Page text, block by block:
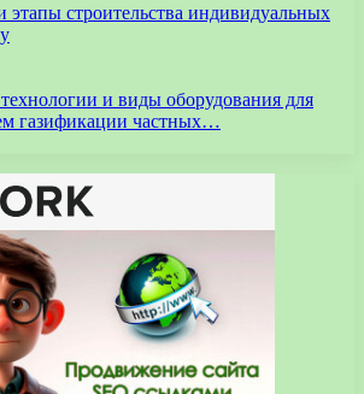
этапы строительства индивидуальных
и виды оборудования для
газификации частных…